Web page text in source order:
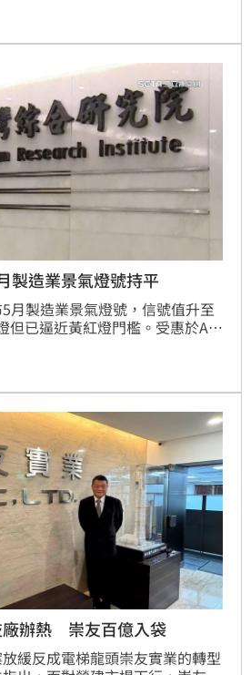
造業景氣燈號持平
月製造業景氣燈號，信號值升至
但已逼近黃紅燈門檻。受惠於AI
黃紅燈。隨著中東局勢降溫及全
製程將持續支撐我國外銷接單，
長態勢，展現向上發展動能。
廠辦熱 崇友百億入袋
緩反成電梯龍頭崇友實業的轉型